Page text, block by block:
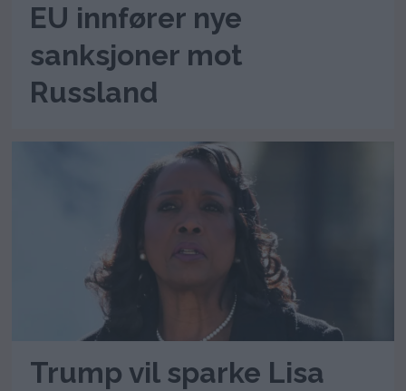
EU innfører nye
sanksjoner mot
Russland
Trump vil sparke Lisa